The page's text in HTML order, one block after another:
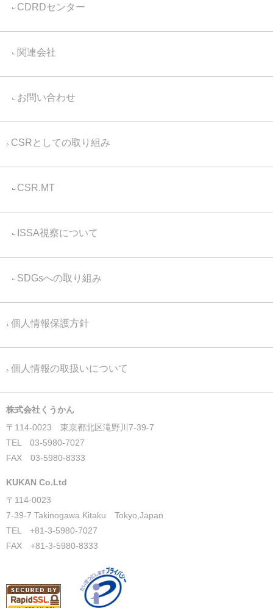
CDRDセンター
関連会社
お問い合わせ
CSRとしての取り組み
CSR.MT
ISSA視察について
SDGsへの取り組み
個人情報保護方針
個人情報の取扱いについて
株式会社くうかん
〒114-0023 東京都北区滝野川7-39-7
TEL 03-5980-7027
FAX 03-5980-8333
KUKAN Co.Ltd
〒114-0023
7-39-7 Takinogawa Kitaku Tokyo,Japan
TEL +81-3-5980-7027
FAX +81-3-5980-8333